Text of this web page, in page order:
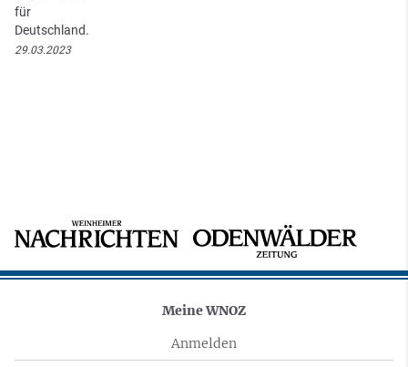
für
Deutschland.
29.03.2023
Meine WNOZ
Anmelden